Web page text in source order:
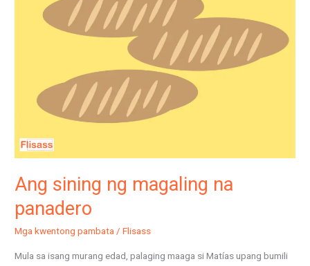
Ang sining ng magaling na
panadero
Mga kwentong pambata/Flisass
Mula sa isang murang edad, palaging maaga si Matías upang bumili